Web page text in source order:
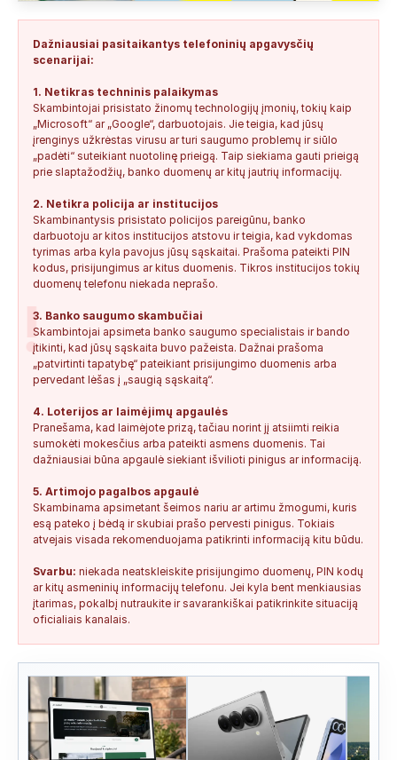
Jonas: Vivus.lt
Anonimas: Gauta SMS žinutė: " Moters neturi?
NEPATIKIMAS +37060388940 2026-08-02 0
Keista: Sukčių stacionaraus telefono numeris tiesiog Vilniaus
+37052041945 2026-08-01
!
Dažniausiai pasitaikantys telefoninių apgavysčių
scenarijai:
1. Netikras techninis palaikymas
Skambintojai prisistato žinomų technologijų įmonių, tokių kaip
„Microsoft“ ar „Google“, darbuotojais. Jie teigia, kad jūsų
įrenginys užkrėstas virusu ar turi saugumo problemų ir siūlo
„padėti“ suteikiant nuotolinę prieigą. Taip siekiama gauti prieigą
prie slaptažodžių, banko duomenų ar kitų jautrių informacijų.
2. Netikra policija ar institucijos
Skambinantysis prisistato policijos pareigūnu, banko
darbuotoju ar kitos institucijos atstovu ir teigia, kad vykdomas
tyrimas arba kyla pavojus jūsų sąskaitai. Prašoma pateikti PIN
kodus, prisijungimus ar kitus duomenis. Tikros institucijos tokių
duomenų telefonu niekada neprašo.
3. Banko saugumo skambučiai
Skambintojai apsimeta banko saugumo specialistais ir bando
įtikinti, kad jūsų sąskaita buvo pažeista. Dažnai prašoma
„patvirtinti tapatybę“ pateikiant prisijungimo duomenis arba
pervedant lėšas į „saugią sąskaitą“.
4. Loterijos ar laimėjimų apgaulės
Pranešama, kad laimėjote prizą, tačiau norint jį atsiimti reikia
sumokėti mokesčius arba pateikti asmens duomenis. Tai
dažniausiai būna apgaulė siekiant išvilioti pinigus ar informaciją.
5. Artimojo pagalbos apgaulė
Skambinama apsimetant šeimos nariu ar artimu žmogumi, kuris
esą pateko į bėdą ir skubiai prašo pervesti pinigus. Tokiais
atvejais visada rekomenduojama patikrinti informaciją kitu būdu.
Svarbu: niekada neatskleiskite prisijungimo duomenų, PIN kodų
ar kitų asmeninių informacijų telefonu. Jei kyla bent menkiausias
įtarimas, pokalbį nutraukite ir savarankiškai patikrinkite situaciją
oficialiais kanalais.